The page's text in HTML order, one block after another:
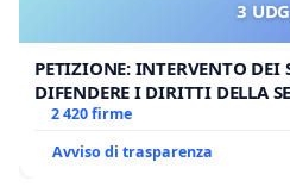
3
PETIZIONE: INTERVENTO DEI
DIFENDERE I DIRITTI DELLA
UDG)
2 420 firme
Avviso di trasparenza